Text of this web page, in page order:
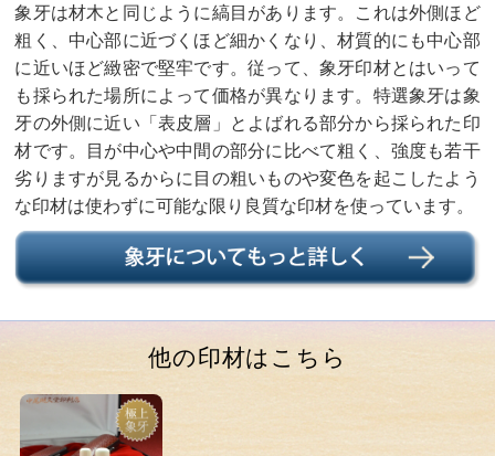
象牙は材木と同じように縞目があります。これは外側ほど
粗く、中心部に近づくほど細かくなり、材質的にも中心部
に近いほど緻密で堅牢です。従って、象牙印材とはいって
も採られた場所によって価格が異なります。特選象牙は象
牙の外側に近い「表皮層」とよばれる部分から採られた印
材です。目が中心や中間の部分に比べて粗く、強度も若干
劣りますが見るからに目の粗いものや変色を起こしたよう
な印材は使わずに可能な限り良質な印材を使っています。
他の印材はこちら